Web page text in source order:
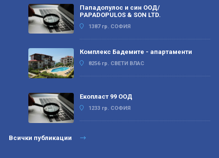
Пападопулос и син ООД/
PAPADOPULOS & SON LTD.
1387 гр. СОФИЯ
Комплекс Бадемите - апартаменти
8256 гр. СВЕТИ ВЛАС
Екопласт 99 ООД
1233 гр. СОФИЯ
Всички публикации